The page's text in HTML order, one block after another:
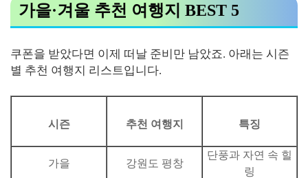
가을·겨울 추천 여행지 BEST 5
쿠폰을 받았다면 이제 떠날 준비만 남았죠. 아래는 시즌
별 추천 여행지 리스트입니다.
시즌 추천 여행지 특징
가을 강원도 평창
단풍과 자연 속 힐
링